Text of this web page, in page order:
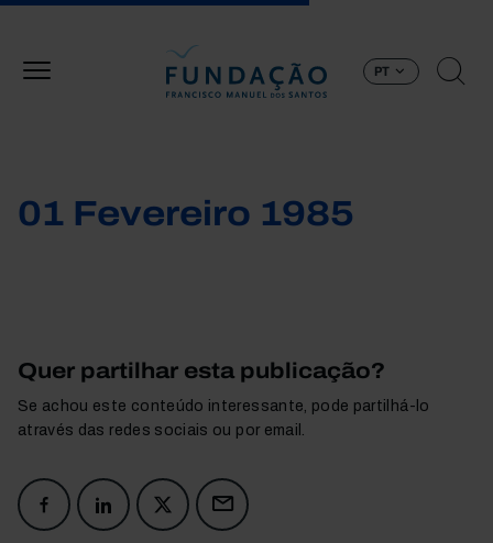
PT
01 Fevereiro 1985
Quer partilhar esta publicação?
Se achou este conteúdo interessante, pode partilhá-lo
através das redes sociais ou por email.